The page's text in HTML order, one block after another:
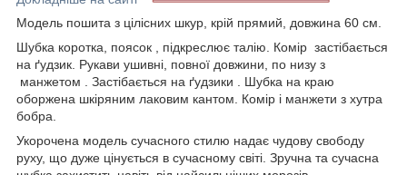
Модель пошита з цілісних шкур, крій прямий, довжина 60 см.
Шубка коротка, поясок , підкреслює талію. Комір застібається
на ґудзик. Рукави ушивні, повної довжини, по низу з
манжетом . Застібається на ґудзики . Шубка на краю
оборжена шкіряним лаковим кантом. Комір і манжети з хутра
бобра.
Укорочена модель сучасного стилю надає чудову свободу
руху, що дуже цінується в сучасному світі. Зручна та сучасна